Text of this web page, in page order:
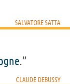
SALVATORE SATTA
.”
CLAUDE DEBUSSY